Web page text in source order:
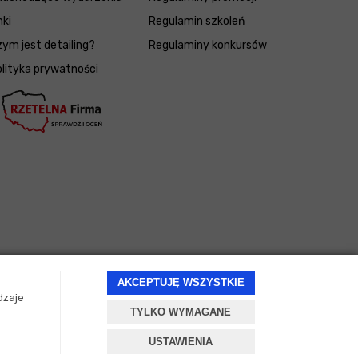
AKCEPTUJĘ WSZYSTKIE
TYLKO WYMAGANE
USTAWIENIA
jest detailing?
prywatności
Regulamin szkoleń
Regulaminy konkursów